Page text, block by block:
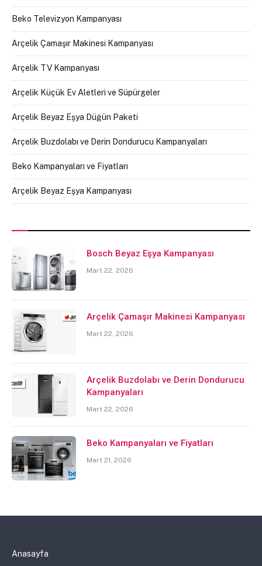
Beko Televizyon Kampanyası
Arçelik Çamaşır Makinesi Kampanyası
Arçelik TV Kampanyası
Arçelik Küçük Ev Aletleri ve Süpürgeler
Arçelik Beyaz Eşya Düğün Paketi
Arçelik Buzdolabı ve Derin Dondurucu Kampanyaları
Beko Kampanyaları ve Fiyatları
Arçelik Beyaz Eşya Kampanyası
Bosch Beyaz Eşya Kampanyası
Mart 22, 2026
Arçelik Çamaşır Makinesi Kampanyası
Mart 22, 2026
Arçelik Buzdolabı ve Derin Dondurucu
Kampanyaları
Mart 22, 2026
Beko Kampanyaları ve Fiyatları
Mart 21, 2026
Anasayfa